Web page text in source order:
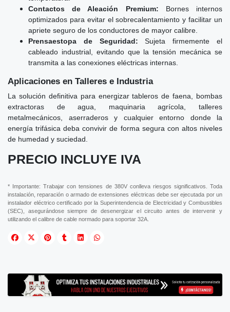
Contactos de Aleación Premium: Bornes internos
optimizados para evitar el sobrecalentamiento y facilitar un
apriete seguro de los conductores de mayor calibre.
Prensaestopa de Seguridad: Sujeta firmemente el
cableado industrial, evitando que la tensión mecánica se
transmita a las conexiones eléctricas internas.
Aplicaciones en Talleres e Industria
La solución definitiva para energizar tableros de faena, bombas
extractoras de agua, maquinaria agrícola, talleres
metalmecánicos, aserraderos y cualquier entorno donde la
energía trifásica deba convivir de forma segura con altos niveles
de humedad y suciedad.
PRECIO INCLUYE IVA
* Importante: Trabajar con tensiones de 380V conlleva riesgos significativos. Toda
instalación, reparación o armado de extensiones eléctricas debe ser ejecutada por un
instalador eléctrico certificado por la Superintendencia de Electricidad y Combustibles
(SEC), asegurándose siempre de desenergizar el circuito antes de intervenir y
utilizando el calibre de cable normado para soportar 32A.